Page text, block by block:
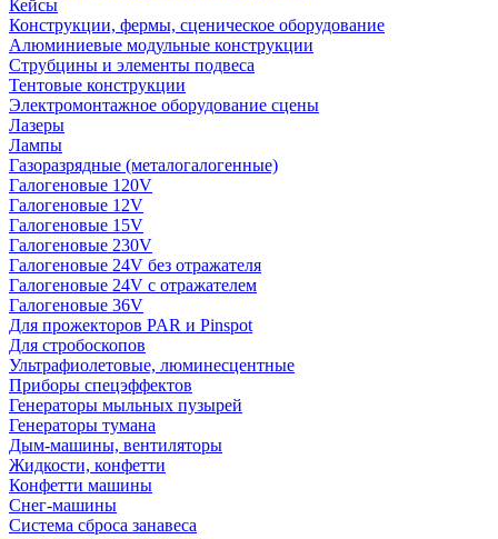
Кейсы
Конструкции, фермы, сценическое оборудование
Алюминиевые модульные конструкции
Струбцины и элементы подвеса
Тентовые конструкции
Электромонтажное оборудование сцены
Лазеры
Лампы
Газоразрядные (металогалогенные)
Галогеновые 120V
Галогеновые 12V
Галогеновые 15V
Галогеновые 230V
Галогеновые 24V без отражателя
Галогеновые 24V с отражателем
Галогеновые 36V
Для прожекторов PAR и Pinspot
Для стробоскопов
Ультрафиолетовые, люминесцентные
Приборы спецэффектов
Генераторы мыльных пузырей
Генераторы тумана
Дым-машины, вентиляторы
Жидкости, конфетти
Конфетти машины
Снег-машины
Система сброса занавеса